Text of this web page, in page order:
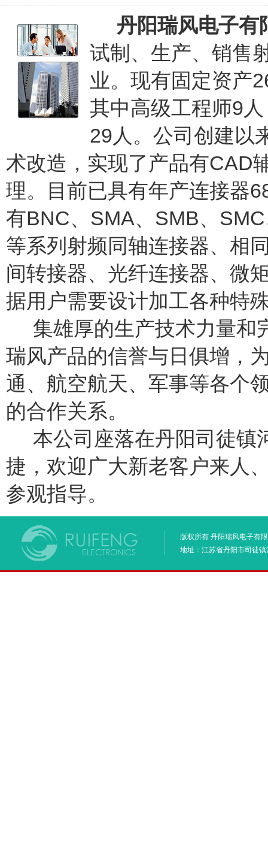
丹阳瑞风电子有
试制、生产、销售
业。现有固定资产
其中高级工程师9
29人。公司创建以
术改造，实现了产品有CAD
理。目前已具有年产连接器
有BNC、SMA、SMB、
等系列射频同轴连接器、相
间转接器、光纤连接器、微
据用户需要设计加工各种特
集雄厚的生产技术力量和
瑞风产品的信誉与日俱增，
通、航空航天、军事等各个
的合作关系。
本公司座落在丹阳司徒镇
捷，欢迎广大新老客户来人
参观指导。
版权所有 丹阳瑞风电子有
地址：江苏省丹阳市司徒